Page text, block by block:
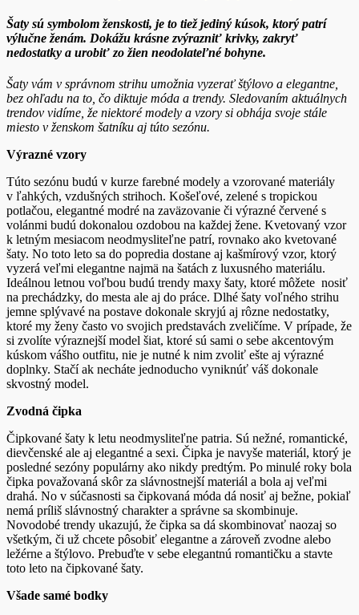
Šaty sú symbolom ženskosti, je to tiež jediný kúsok, ktorý patrí
výlučne ženám. Dokážu krásne zvýrazniť krivky, zakryť
nedostatky a urobiť zo žien neodolateľné bohyne.
Šaty vám v správnom strihu umožnia vyzerať štýlovo a elegantne,
bez ohľadu na to, čo diktuje móda a trendy. Sledovaním aktuálnych
trendov vidíme, že niektoré modely a vzory si obhája svoje stále
miesto v ženskom šatníku aj túto sezónu.
Výrazné vzory
Túto sezónu budú v kurze farebné modely a vzorované materiály
v ľahkých, vzdušných strihoch. Košeľové, zelené s tropickou
potlačou, elegantné modré na zaväzovanie či výrazné červené s
volánmi budú dokonalou ozdobou na každej žene. Kvetovaný vzor
k letným mesiacom neodmysliteľne patrí, rovnako ako kvetované
šaty. No toto leto sa do popredia dostane aj kašmírový vzor, ktorý
vyzerá veľmi elegantne najmä na šatách z luxusného materiálu.
Ideálnou letnou voľbou budú trendy maxy šaty, ktoré môžete nosiť
na prechádzky, do mesta ale aj do práce. Dlhé šaty voľného strihu
jemne splývavé na postave dokonale skryjú aj rôzne nedostatky,
ktoré my ženy často vo svojich predstavách zveličíme. V prípade, že
si zvolíte výraznejší model šiat, ktoré sú sami o sebe akcentovým
kúskom vášho outfitu, nie je nutné k nim zvoliť ešte aj výrazné
doplnky. Stačí ak necháte jednoducho vyniknúť váš dokonale
skvostný model.
Zvodná čipka
Čipkované šaty k letu neodmysliteľne patria. Sú nežné, romantické,
dievčenské ale aj elegantné a sexi. Čipka je navyše materiál, ktorý je
posledné sezóny populárny ako nikdy predtým. Po minulé roky bola
čipka považovaná skôr za slávnostnejší materiál a bola aj veľmi
drahá. No v súčasnosti sa čipkovaná móda dá nosiť aj bežne, pokiaľ
nemá príliš slávnostný charakter a správne sa skombinuje.
Novodobé trendy ukazujú, že čipka sa dá skombinovať naozaj so
všetkým, či už chcete pôsobiť elegantne a zároveň zvodne alebo
ležérne a štýlovo. Prebuďte v sebe elegantnú romantičku a stavte
toto leto na čipkované šaty.
Všade samé bodky